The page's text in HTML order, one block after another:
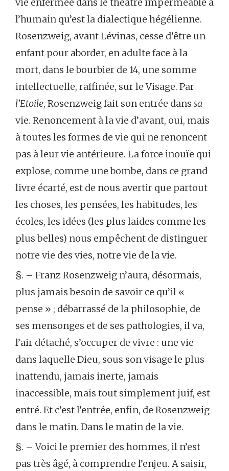
l’humain qu’est la dialectique hégélienne.
Rosenzweig, avant Lévinas, cesse d’être un
enfant pour aborder, en adulte face à la
mort, dans le bourbier de 14, une somme
intellectuelle, raffinée, sur le Visage. Par
l’Etoile, Rosenzweig fait son entrée dans sa
vie. Renoncement à la vie d’avant, oui, mais
à toutes les formes de vie qui ne renoncent
pas à leur vie antérieure. La force inouïe qui
explose, comme une bombe, dans ce grand
livre écarté, est de nous avertir que partout
les choses, les pensées, les habitudes, les
écoles, les idées (les plus laides comme les
plus belles) nous empêchent de distinguer
notre vie des vies, notre vie de la vie.
§. – Franz Rosenzweig n’aura, désormais,
plus jamais besoin de savoir ce qu’il «
pense » ; débarrassé de la philosophie, de
ses mensonges et de ses pathologies, il va,
l’air détaché, s’occuper de vivre : une vie
dans laquelle Dieu, sous son visage le plus
inattendu, jamais inerte, jamais
inaccessible, mais tout simplement juif, est
entré. Et c’est l’entrée, enfin, de Rosenzweig
dans le matin. Dans le matin de la vie.
§. – Voici le premier des hommes, il n’est
pas très âgé, à comprendre l’enjeu. A saisir,